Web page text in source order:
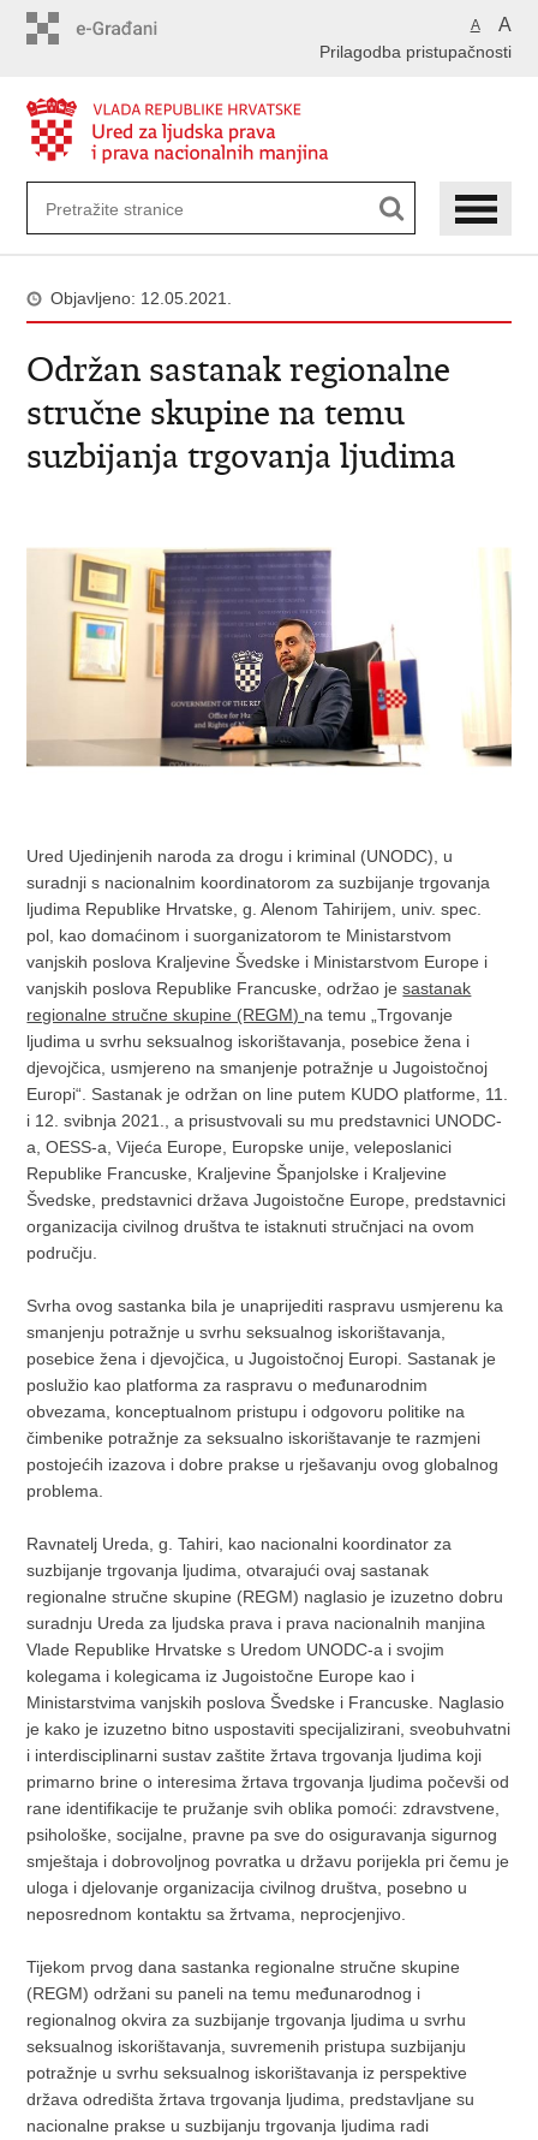
A A
Prilagodba pristupačnosti
Objavljeno: 12.05.2021.
Održan sastanak regionalne
stručne skupine na temu
suzbijanja trgovanja ljudima
Ured Ujedinjenih naroda za drogu i kriminal (UNODC), u
suradnji s nacionalnim koordinatorom za suzbijanje trgovanja
ljudima Republike Hrvatske, g. Alenom Tahirijem, univ. spec.
pol, kao domaćinom i suorganizatorom te Ministarstvom
vanjskih poslova Kraljevine Švedske i Ministarstvom Europe i
vanjskih poslova Republike Francuske, održao jesastanak
regionalne stručne skupine (REGM) na temu „Trgovanje
ljudima u svrhu seksualnog iskorištavanja, posebice žena i
djevojčica, usmjereno na smanjenje potražnje u Jugoistočnoj
Europi“. Sastanak je održan on line putem KUDO platforme, 11.
i 12. svibnja 2021., a prisustvovali su mu predstavnici UNODC-
a, OESS-a, Vijeća Europe, Europske unije, veleposlanici
Republike Francuske, Kraljevine Španjolske i Kraljevine
Švedske, predstavnici država Jugoistočne Europe, predstavnici
organizacija civilnog društva te istaknuti stručnjaci na ovom
području.
Svrha ovog sastanka bila je unaprijediti raspravu usmjerenu ka
smanjenju potražnje u svrhu seksualnog iskorištavanja,
posebice žena i djevojčica, u Jugoistočnoj Europi. Sastanak je
poslužio kao platforma za raspravu o međunarodnim
obvezama, konceptualnom pristupu i odgovoru politike na
čimbenike potražnje za seksualno iskorištavanje te razmjeni
postojećih izazova i dobre prakse u rješavanju ovog globalnog
problema.
Ravnatelj Ureda, g. Tahiri, kao nacionalni koordinator za
suzbijanje trgovanja ljudima, otvarajući ovaj sastanak
regionalne stručne skupine (REGM) naglasio je izuzetno dobru
suradnju Ureda za ljudska prava i prava nacionalnih manjina
Vlade Republike Hrvatske s Uredom UNODC-a i svojim
kolegama i kolegicama iz Jugoistočne Europe kao i
Ministarstvima vanjskih poslova Švedske i Francuske. Naglasio
je kako je izuzetno bitno uspostaviti specijalizirani, sveobuhvatni
i interdisciplinarni sustav zaštite žrtava trgovanja ljudima koji
primarno brine o interesima žrtava trgovanja ljudima počevši od
rane identifikacije te pružanje svih oblika pomoći: zdravstvene,
psihološke, socijalne, pravne pa sve do osiguravanja sigurnog
smještaja i dobrovoljnog povratka u državu porijekla pri čemu je
uloga i djelovanje organizacija civilnog društva, posebno u
neposrednom kontaktu sa žrtvama, neprocjenjivo.
Tijekom prvog dana sastanka regionalne stručne skupine
(REGM) održani su paneli na temu međunarodnog i
regionalnog okvira za suzbijanje trgovanja ljudima u svrhu
seksualnog iskorištavanja, suvremenih pristupa suzbijanju
potražnje u svrhu seksualnog iskorištavanja iz perspektive
država odredišta žrtava trgovanja ljudima, predstavljane su
nacionalne prakse u suzbijanju trgovanja ljudima radi